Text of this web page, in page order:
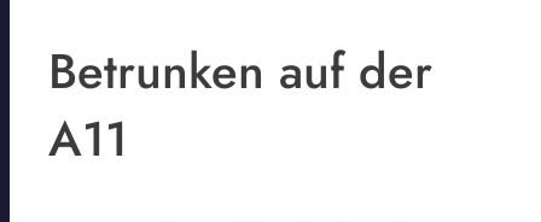
Betrunken auf der
A11